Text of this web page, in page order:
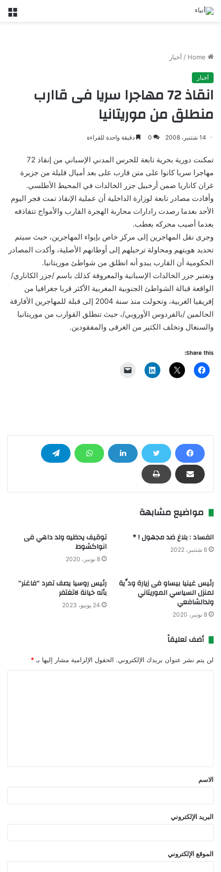
/ أخبار
أخبار
انقاذ 72 مهاجرا سريا فى قاارب
منطلق من موريتانيا
14 شتنبر، 2008 0 دقيقة واحدة للقراءة
تمكنت دورية بحرية تابعة للحرس المدني الإسباني من إنقاذ 72
مهاجرا سريا كانوا على متن قارب على بعد أميال قليلة من جزيرة
غران كاناريا ضمن أرخبيل جزر الخالدات في المحيط الأطلسي.
وأفادت مصادر تابعة لوزارة الداخلية أن عملية الإنقاذ تمت فجر اليوم
الأحد بعدما رصدت رادارات محاربة الهجرة القارب والأمواج تتقاذفه
بعدما أصيب محركه بعطب.
وجرى نقل المهاجرين إلى مركز خاص بإيواء المهاجرين، حيث سيتم
تحديد هويتهم ومحاولة ترحيلهم إلى أوطانهم الأصلية، وأكدت المصادر
الحكومية أن القارب يبدو أنه انطلق من شواطئ موريتانيا.
وتعتبر جزر الخالدات الإسبانية والمعروفة كذلك باسم /جزر الكاناري/
الواقعة قبالة الشواطئ الجنوبية المغربية الأكثر قربا جغرافيا من
إفريقيا الغربية، وتحولت منذ سنة 2004 إلى قبلة للمهاجرين الأفارقة
الحالمين /بالفردوس الأوروبي/، حيث تنطلق القوارب من موريتانيا
والسنغال وتخلف الكثير من الغرقى والمفقودين.
Share this:
مواضيع مشابهة
الفساد : بلاغ ضد مجهول ! *
6 شتنبر، 2022
توقيف يحظيه ولد داهي فى
انواكشوط
8 نونبر، 2020
رئيس غينيا بيساو فى زيارة ودِّية
لمنزل السياسي الموريتاني
ولدالشافعي
8 نونبر، 2020
رئيس روسيا يصف تمرد “فاغنر”
بأنه خيانة لاتغتفر
24 يونيو، 2023
أضف تعليقاً
لن يتم نشر عنوان بريدك الإلكتروني. الحقول الإلزامية مشار إليها بـ *
ق
*
الاسم
البريد الإلكتروني
الموقع الإلكتروني